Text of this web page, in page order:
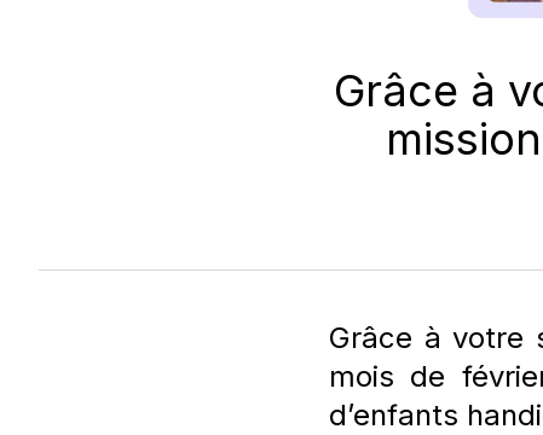
Grâce à
Grâce à votre
mois de
d’enfants